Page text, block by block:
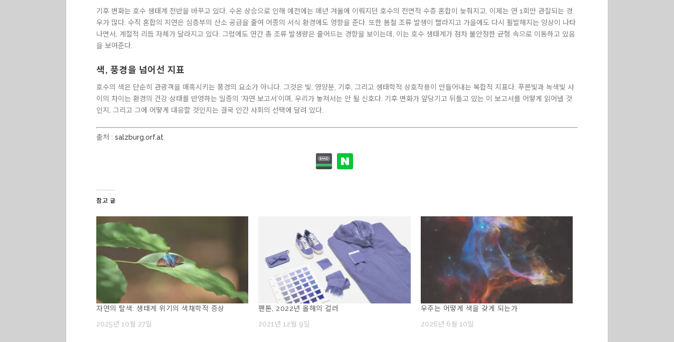
기후 변화는 호수 생태계 전반을 바꾸고 있다. 수온 상승으로 인해 예전에는 매년 겨울에 이뤄지던 호수의 전면적 수층 혼합이 늦춰지고, 이제는 연 1회만 관찰되는 경
우가 많다. 수직 혼합의 지연은 심층부의 산소 공급을 줄여 어종의 서식 환경에도 영향을 준다. 또한 봄철 조류 발생이 빨라지고 가을에도 다시 활발해지는 양상이 나타
나면서, 계절적 리듬 자체가 달라지고 있다. 그럼에도 연간 총 조류 발생량은 줄어드는 경향을 보이는데, 이는 호수 생태계가 점차 불안정한 균형 속으로 이동하고 있음
을 보여준다.
색, 풍경을 넘어선 지표
호수의 색은 단순히 관광객을 매혹시키는 풍경의 요소가 아니다. 그것은 빛, 영양분, 기후, 그리고 생태학적 상호작용이 만들어내는 복합적 지표다. 푸른빛과 녹색빛 사
이의 차이는 환경의 건강 상태를 반영하는 일종의 ‘자연 보고서’이며, 우리가 놓쳐서는 안 될 신호다. 기후 변화가 앞당기고 뒤틀고 있는 이 보고서를 어떻게 읽어낼 것
인지, 그리고 그에 어떻게 대응할 것인지는 결국 인간 사회의 선택에 달려 있다.
출처 : salzburg.orf.at
참고 글
자연의 탈색: 생태계 위기의 색채학적 증상
2025년 10월 27일
팬톤, 2022년 올해의 컬러
2021년 12월 9일
우주는 어떻게 색을 갖게 되는가
2026년 6월 10일